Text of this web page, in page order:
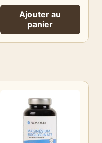
Ajouter au
panier